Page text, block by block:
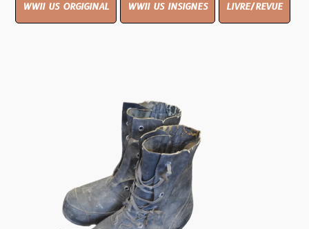
WWII US ORGIGINAL WWII US INSIGNES LIVRE/REVUE